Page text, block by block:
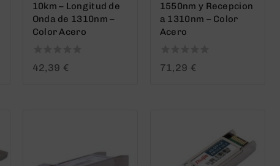
10km – Longitud de
Onda de 1310nm –
Color Acero
0
42,39 €
1550nm y Recepcion
a 1310nm – Color
Acero
0
71,29 €